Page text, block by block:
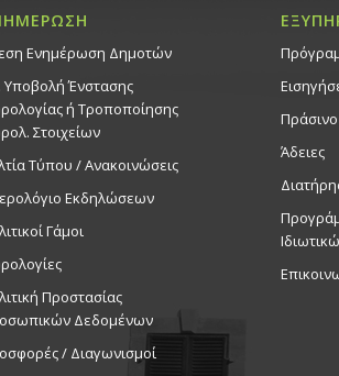
Ενημέρωση Δημοτών
Υποβολή Ένστασης
ή Τροποποίησης
Στοιχείων
Τύπου / Ανακοινώσεις
Εκδηλώσεων
Γάμοι
Προστασίας
Δεδομένων
/ Διαγωνισμοί
Άδειες